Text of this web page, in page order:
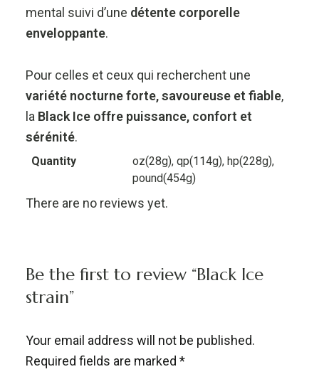
mental suivi d’une détente corporelle
enveloppante.
Pour celles et ceux qui recherchent une
variété nocturne forte, savoureuse et fiable,
la Black Ice offre puissance, confort et
sérénité.
Quantity
oz(28g), qp(114g), hp(228g),
pound(454g)
There are no reviews yet.
Be the first to review “Black Ice
strain”
Your email address will not be published.
Required fields are marked *